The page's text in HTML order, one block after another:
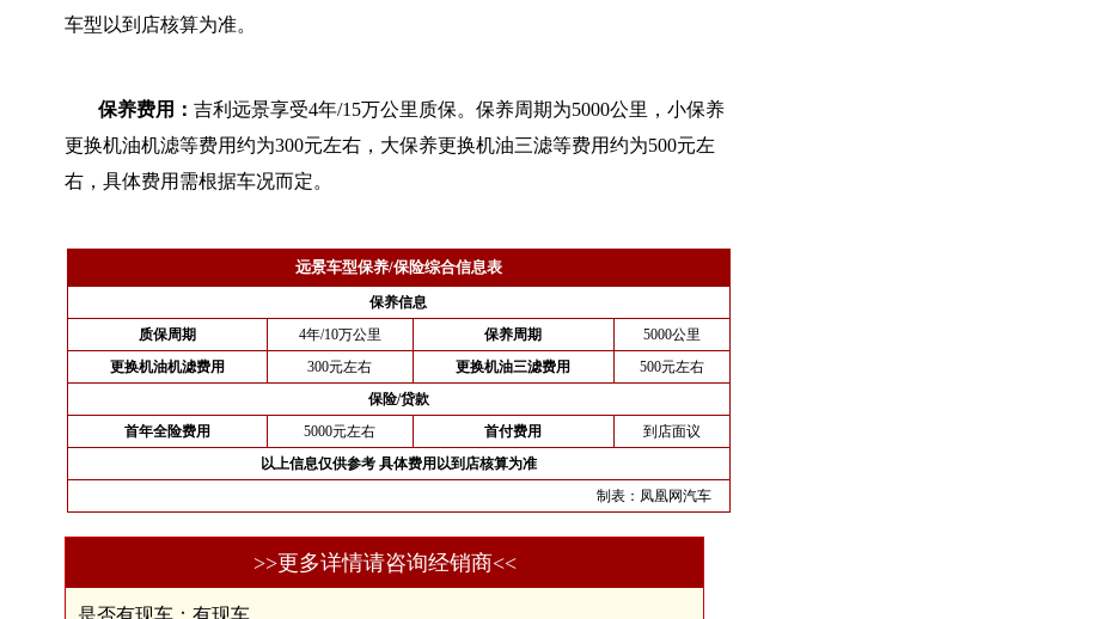
车型以到店核算为准。
保养费用： 吉利远景享受4年/15万公里质保。保养周期为5000公里，小保养
更换机油机滤等费用约为300元左右，大保养更换机油三滤等费用约为500元左
右，具体费用需根据车况而定。
远景车型保养/保险综合信息表
保养信息
质保周期
4年/10万公里 保养周期
5000公里
更换机油机滤费用
300元左右 更换机油三滤费用
500元左右
保险/贷款
首年全险费用
5000元左右 首付费用
到店面议
以上信息仅供参考 具体费用以到店核算为准
制表： 凤凰网汽车
>>更多详情请咨询经销商<<
是否有现车：有现车